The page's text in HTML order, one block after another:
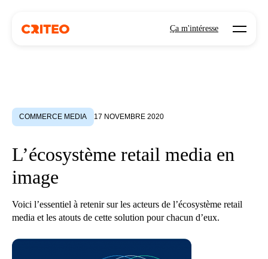
Ça m'intéresse Open
COMMERCE MEDIA 17 NOVEMBRE 2020
L’écosystème retail media en
image
Voici l’essentiel à retenir sur les acteurs de l’écosystème retail
media et les atouts de cette solution pour chacun d’eux.